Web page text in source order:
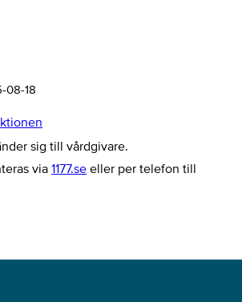
08-18
sig till vårdgivare.
via1177.se eller per telefon till